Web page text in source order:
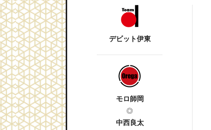
デビット伊東
モロ師岡
◎
中西良太